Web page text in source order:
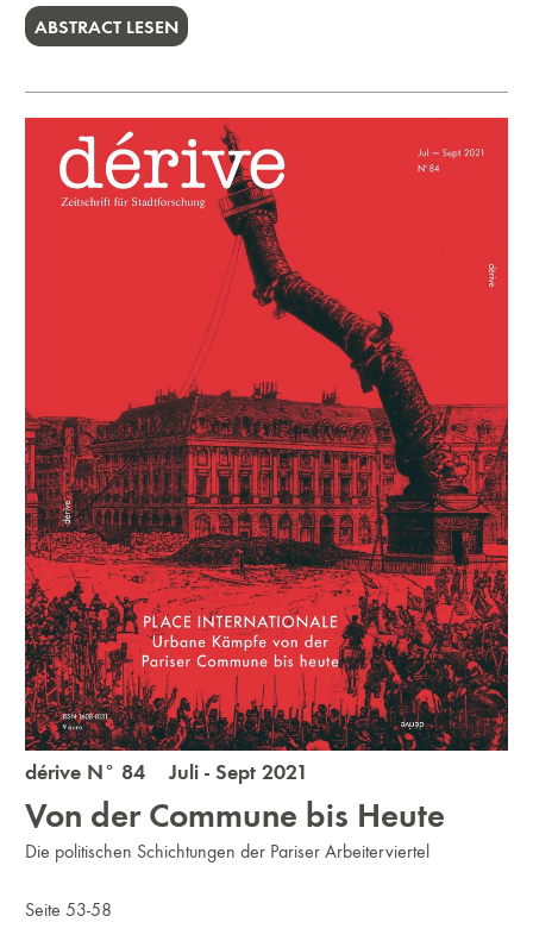
ABSTRACT LESEN
dérive N° 84 Juli - Sept 2021
Von der Commune bis Heute
Die politischen Schichtungen der Pariser Arbeiterviertel
Seite 53-58